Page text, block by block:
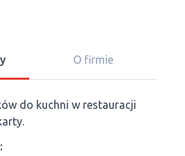
O firmie
do kuchni w restauracji